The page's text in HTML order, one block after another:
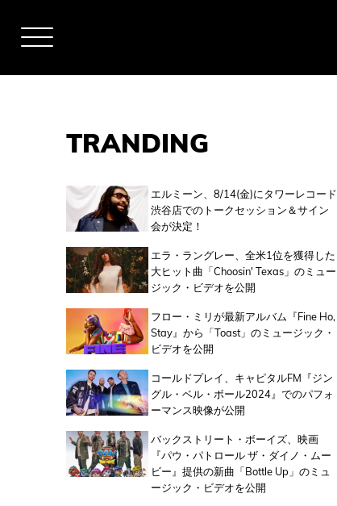
TRANDING
エルミーン、8/14(金)にタワーレコード
渋谷店でのトークセッション＆サイン
会が決定！
エラ・ラングレー、全米1位を獲得した
大ヒット曲「Choosin' Texas」のミュー
ジック・ビデオを公開
フロー・ミリが最新アルバム『Fine Ho,
Stay』から「Toast」のミュージック・
ビデオを公開
コールドプレイ、キャピタルFM『ジン
グル・ベル・ボール2024』でのパフォ
ーマンス映像が公開
バックストリート・ボーイズ、映画
『パウ・パトロール ザ・ダイノ・ムー
ビー』提供の新曲「Bottle Up」のミュ
ージック・ビデオを公開